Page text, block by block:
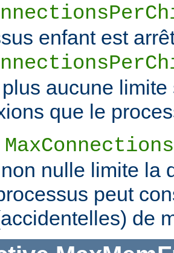
enfant est
aucune
que le
nulle limite la
peut
de